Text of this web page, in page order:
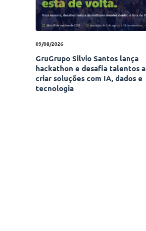
09/08/2026
GruGrupo Silvio Santos lança
hackathon e desafia talentos a
criar soluções com IA, dados e
tecnologia